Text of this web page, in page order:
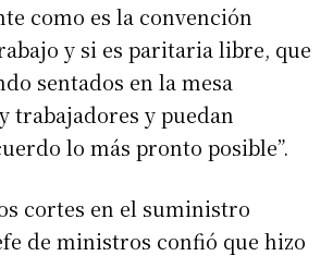
como es la convención
y si es paritaria libre, que
sentados en la mesa
trabajadores y puedan
lo más pronto posible”.
cortes en el suministro
de ministros confió que hizo